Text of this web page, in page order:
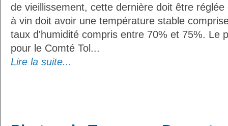
de vieillissement, cette dernière doit être réglée
à vin doit avoir une température stable
taux d'humidité compris entre 70% et 75%. Le
pour le Comté Tol...
Lire la suite...